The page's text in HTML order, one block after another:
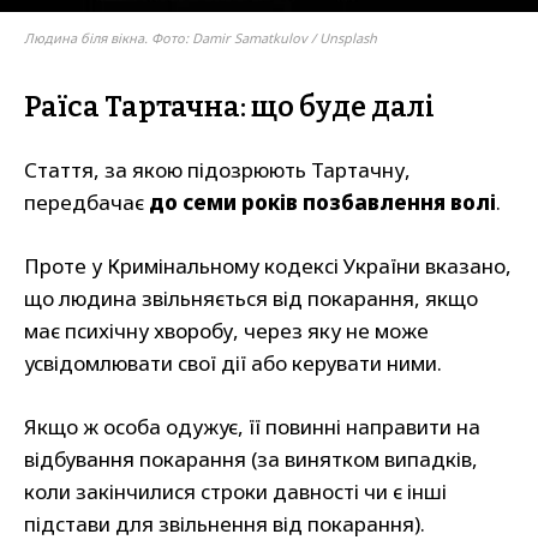
Людина біля вікна. Фото: Damir Samatkulov / Unsplash
Раїса Тартачна: що буде далі
Стаття, за якою підозрюють Тартачну,
передбачає до семи років позбавлення волі.
Проте у Кримінальному кодексі України вказано,
що людина звільняється від покарання, якщо
має психічну хворобу, через яку не може
усвідомлювати свої дії або керувати ними.
Якщо ж особа одужує, її повинні направити на
відбування покарання (за винятком випадків,
коли закінчилися строки давності чи є інші
підстави для звільнення від покарання).